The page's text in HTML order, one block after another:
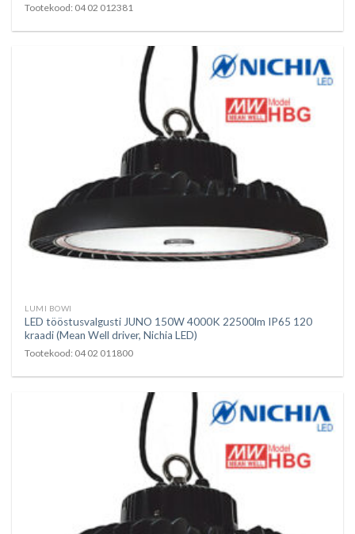
Tootekood: 04 02 012381
LUMI BOWI
LED tööstusvalgusti JUNO 150W 4000K 22500lm IP65 120
kraadi (Mean Well driver, Nichia LED)
Tootekood: 04 02 011800